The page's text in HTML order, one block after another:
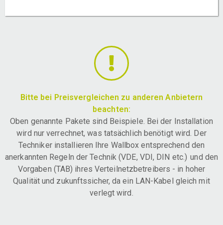
Bitte bei Preisvergleichen zu anderen Anbietern
beachten:
Oben genannte Pakete sind Beispiele. Bei der Installation
wird nur verrechnet, was tatsächlich benötigt wird. Der
Techniker installieren Ihre Wallbox entsprechend den
anerkannten Regeln der Technik (VDE, VDI, DIN etc.) und den
Vorgaben (TAB) ihres Verteilnetzbetreibers - in hoher
Qualität und zukunftssicher, da ein LAN-Kabel gleich mit
verlegt wird.